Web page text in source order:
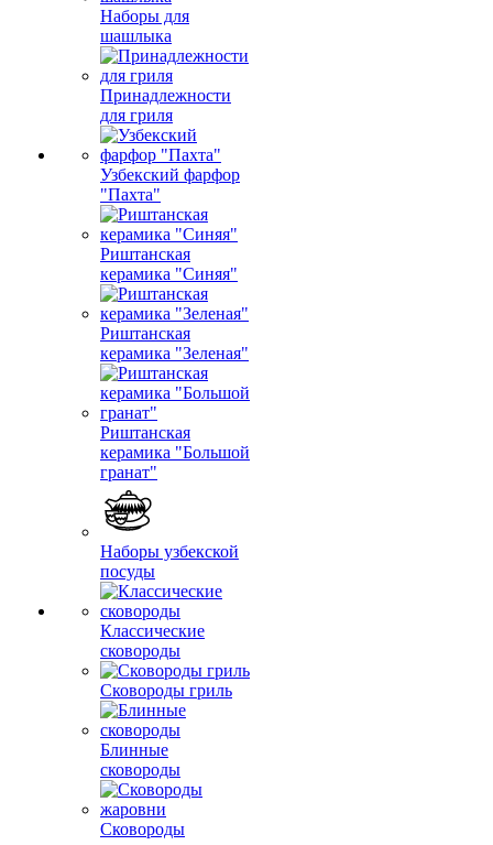
Наборы для
шашлыка
Принадлежности
для гриля
Узбекский фарфор
"Пахта"
Риштанская
керамика "Синяя"
Риштанская
керамика "Зеленая"
Риштанская
керамика "Большой
гранат"
Наборы узбекской
посуды
Классические
сковороды
Сковороды гриль
Блинные
сковороды
Сковороды